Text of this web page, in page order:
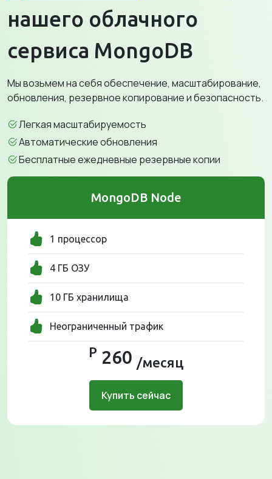
нашего облачного
сервиса MongoDB
Мы возьмем на себя обеспечение, масштабирование,
обновления, резервное копирование и безопасность.
Легкая масштабируемость
Автоматические обновления
Бесплатные ежедневные резервные копии
MongoDB Node
1 процессор
4 ГБ ОЗУ
10 ГБ хранилища
Неограниченный трафик
Р 260 /месяц
Купить сейчас